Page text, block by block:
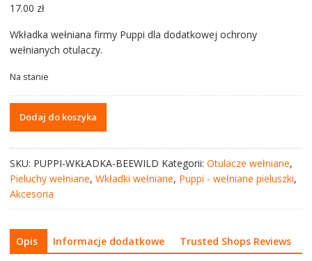
17.00 zł
Wkładka wełniana firmy Puppi dla dodatkowej ochrony
wełnianych otulaczy.
Na stanie
Puppi
-
kolor
czarno-
paseczki
Dodaj do koszyka
SKU: PUPPI-WKŁADKA-BEEWILD Kategorii: Otulacze wełniane,
Pieluchy wełniane, Wkładki wełniane, Puppi - wełniane pieluszki,
Akcesoria
Opis Informacje dodatkowe Trusted Shops Reviews